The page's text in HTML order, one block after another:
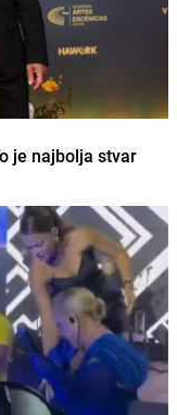
je najbolja stvar